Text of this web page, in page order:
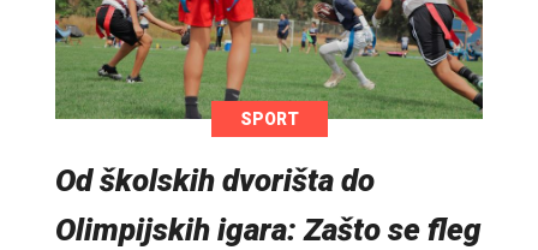
SPORT
Od školskih dvorišta do
Olimpijskih igara: Zašto se fleg